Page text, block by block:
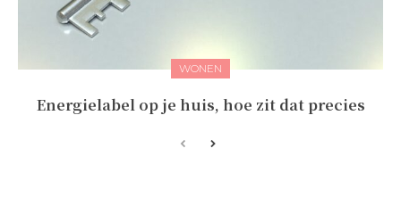
WONEN
Energielabel op je huis, hoe zit dat precies